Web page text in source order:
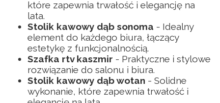
które zapewnia trwałość i elegancję na
lata.
Stolik kawowy dąb sonoma - Idealny
element do każdego biura, łączący
estetykę z funkcjonalnością.
Szafka rtv kaszmir - Praktyczne i stylowe
rozwiązanie do salonu i biura.
Stolik kawowy dąb wotan - Solidne
wykonanie, które zapewnia trwałość i